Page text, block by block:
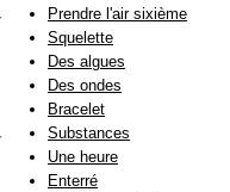
Prendre l'air sixième
Squelette
Des algues
Des ondes
Bracelet
Substances
Une heure
Enterré